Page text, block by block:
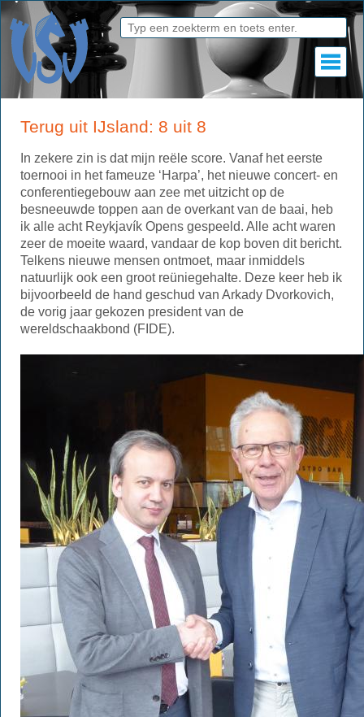
Terug uit IJsland: 8 uit 8
In zekere zin is dat mijn reële score. Vanaf het eerste
toernooi in het fameuze ‘Harpa’, het nieuwe concert- en
conferentiegebouw aan zee met uitzicht op de
besneeuwde toppen aan de overkant van de baai, heb
ik alle acht Reykjavík Opens gespeeld. Alle acht waren
zeer de moeite waard, vandaar de kop boven dit bericht.
Telkens nieuwe mensen ontmoet, maar inmiddels
natuurlijk ook een groot reüniegehalte. Deze keer heb ik
bijvoorbeeld de hand geschud van Arkady Dvorkovich,
de vorig jaar gekozen president van de
wereldschaakbond (FIDE).